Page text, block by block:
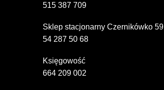
515 387 709
Sklep stacjonarny Czernikówko 59
54 287 50 68
Księgowość
664 209 002